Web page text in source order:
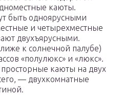
каюты.
быть одноярусными
и четырехместные
двухъярусными.
к солнечной палубе)
«полулюкс» и «люкс».
каюты на двух
— двухкомнатные